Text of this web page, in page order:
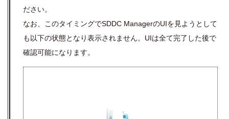
ださい。
なお、このタイミングでSDDC ManagerのUIを見ようとして
も以下の状態となり表示されません。UIは全て完了した後で
確認可能になります。